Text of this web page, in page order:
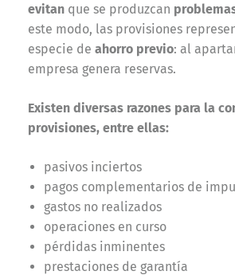
evitan que se produzcan
este modo, las provisiones
especie de ahorro previo: al
empresa genera reservas.
Existen diversas razones para la
provisiones, entre ellas:
pasivos inciertos
pagos complementarios de
gastos no realizados
operaciones en curso
pérdidas inminentes
prestaciones de garantía